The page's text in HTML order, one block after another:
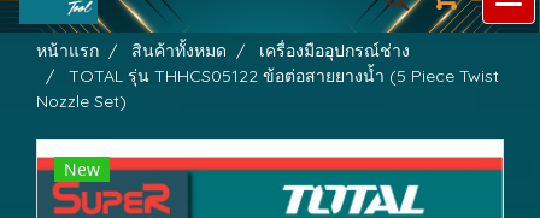
หน้าแรก สินค้าทั้งหมด
เครื่องมืออุปกรณ์ช่าง
TOTAL รุ่น THHCS05122 ข้อต่อสายยางน้ำ (5 Piece Twist
Nozzle Set)
New